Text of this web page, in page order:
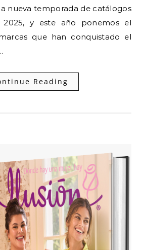
nueva temporada de catálogos
2025, y este año ponemos el
que han conquistado el
Reading